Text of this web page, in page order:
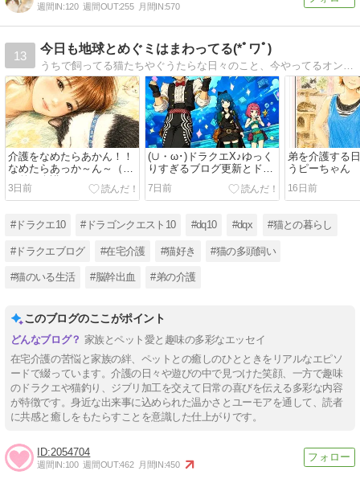
週間IN:120 週間OUT:255 月間IN:570
13
今日も地球とめぐミはまわってる(*ﾟワﾟ)
介護をなめたらあかん！！
なめたらあっか～ん～（猫
と弟の介護な日々）
3日前
(∪・ω･)ドラクエΧ♪ゆっく
りすぎるブログ更新とドラ
クエイン
7日前
弟を介護する
うピーちゃん
16日前
#ドラクエ10 #ドラゴンクエスト10 #dq10 #dqx #猫との暮らし
#ドラクエブログ #在宅介護 #猫好き #猫の多頭飼い
#猫のいる生活 #脳幹出血 #弟の介護
このブログのここがポイント
家族とペット愛と趣味の多彩なエッセイ
在宅介護の苦悩と家族の絆、ペットとの癒しのひとときをリアルなエピソ
ードで綴っています。介護の日々や遊びの中で見つけた笑顔、一方で趣味
のドラクエや猫釣り、ジブリ加工を交えて日常の喜びを伝える多彩な内容
が特徴です。身近な出来事に込められた温かさとユーモアを通して、読者
に共感と癒しをもたらすことを意識した仕上がりです。
2054704
週間IN:100 週間OUT:462 月間IN:450